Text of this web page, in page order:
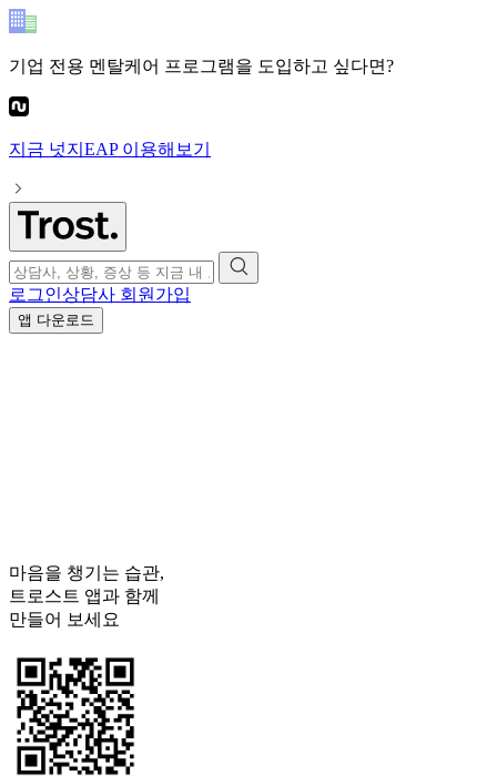
기업 전용 멘탈케어 프로그램을 도입하고 싶다면?
지금 넛지EAP이용해보기
로그인상담사 회원가입
앱 다운로드
마음을 챙기는 습관,
트로스트 앱과 함께
만들어 보세요